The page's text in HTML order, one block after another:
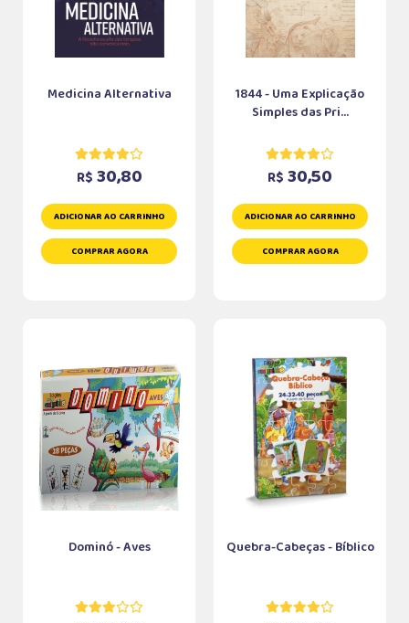
Medicina Alternativa
R$ 30,80
ADICIONAR AO CARRINHO
COMPRAR AGORA
1844 - Uma Explicação
Simples das Pri...
R$ 30,50
ADICIONAR AO CARRINHO
COMPRAR AGORA
Dominó - Aves Quebra-Cabeças - Bíblico